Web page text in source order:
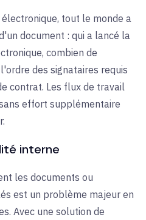
tout le monde a
document : qui a lancé la
combien de
des signataires requis
contrat. Les flux de travail
effort supplémentaire
interne
les documents ou
est un problème majeur en
Avec une solution de